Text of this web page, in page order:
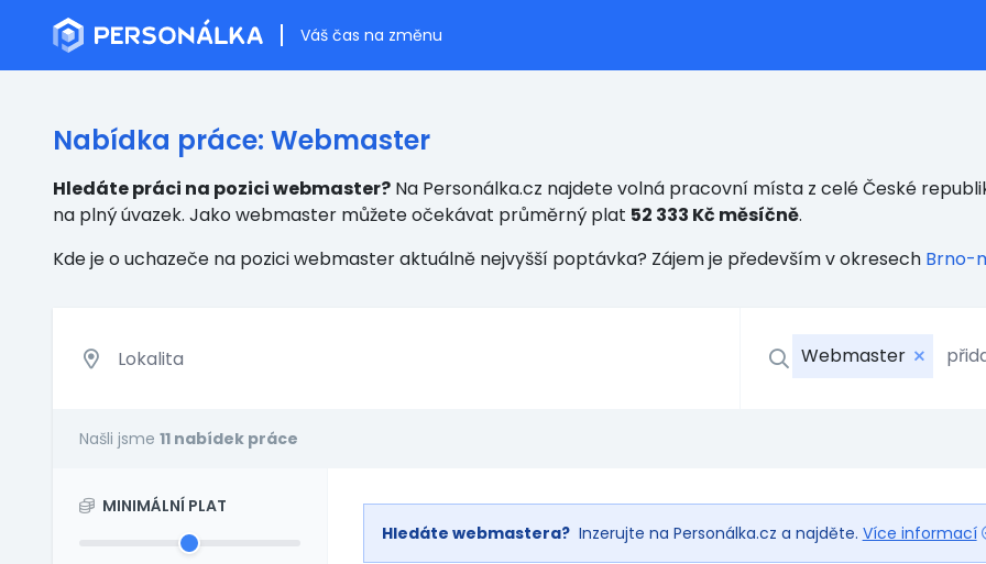
Váš čas na změnu
Nabídka práce: Webmaster
Hledáte práci na pozici webmaster? Na Personálka.cz najdete volná pracovní místa z celé České
na plný úvazek. Jako webmaster můžete očekávat průměrný plat 52 333 Kč měsíčně.
Kde je o uchazeče na pozici webmaster aktuálně nejvyšší poptávka? Zájem je především v okresech Brno-
Webmaster
Našli jsme 11 nabídek práce
MINIMÁLNÍ PLAT
Hledáte webmastera? Inzerujte na Personálka.cz a najděte. Více informací